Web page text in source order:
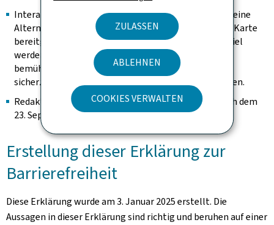
ZULASSEN
ABLEHNEN
COOKIES VERWALTEN
Interaktive Karten sind insoweit ausgenommen, als eine
Alternative auf der Seite vorhanden ist, um die in der Karte
bereitgestellten Information abzurufen (zum Beispiel
werden die Adressen in Worten ausgeschrieben). Wir
bemühen uns, sie identifizierbar zu halten und
sicherzustellen, dass sie keine Tastaturfalle darstellen.
Redaktioneller Inhalt, der als archiviert gilt (der nach dem
23. September 2019 nicht mehr geändert wurde).
Erstellung dieser Erklärung zur
Barrierefreiheit
Diese Erklärung wurde am3. Januar 2025erstellt. Die
Aussagen in dieser Erklärung sind richtig und beruhen auf einer